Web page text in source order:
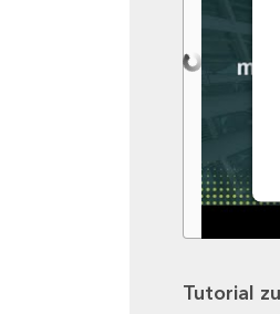
Tutorial